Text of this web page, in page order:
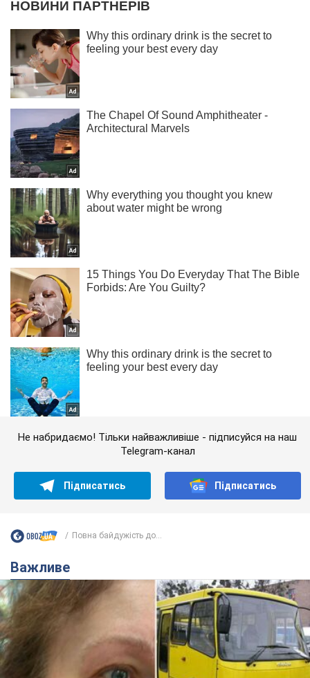
Не набридаємо! Тільки найважливіше - підписуйся на наш
Telegram-канал
Підписатись Підписатись
Повна байдужість до...
Важливе